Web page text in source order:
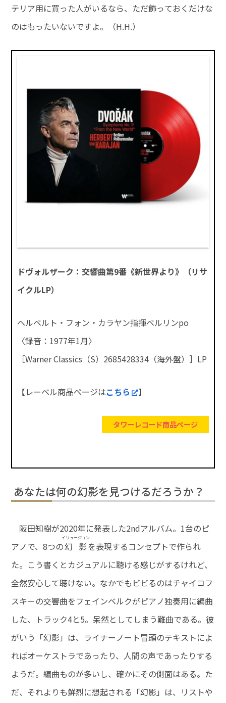
テリア用に買った人がいるなら、ただ飾っておくだけな
のはもったいないですよ。（H.H.）
ドヴォルザーク：交響曲第9番《新世界より》（リサ
イクルLP）
ヘルベルト・フォン・カラヤン指揮ベルリンpo
〈録音：1977年1月〉
［Warner Classics（S）2685428334（海外盤）］LP
【レーベル商品ページはこちら 】
タワーレコード商品ページ
あなたは何の幻影を見つけるだろうか？
阪田知樹が2020年に発表した2ndアルバム。1台のピ
アノで、8つの幻影
イリュージョン
を表現するコンセプトで作られ
た。こう書くとカジュアルに聴ける感じがするけれど、
全然安心して聴けない。なかでもビビるのはチャイコフ
スキーの交響曲をフェインベルクがピアノ独奏用に編曲
した、トラック4と5。呆然としてしまう難曲である。彼
がいう「幻影」は、ライナーノート冒頭のテキストによ
ればオーケストラであったり、人間の声であったりする
ようだ。編曲ものが多いし、確かにその側面はある。た
だ、それよりも鮮烈に想起される「幻影」は、リストや